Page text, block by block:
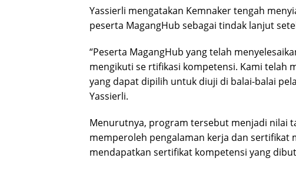
Yassierli mengatakan Kemnaker tengah
peserta MagangHub sebagai tindak lanjut
“Peserta MagangHub yang telah
mengikuti se rtifikasi kompetensi. Kami telah
yang dapat dipilih untuk diuji di balai-balai
Yassierli.
Menurutnya, program tersebut menjadi nilai
memperoleh pengalaman kerja dan sertifikat
mendapatkan sertifikat kompetensi yang